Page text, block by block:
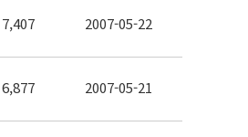
7,407 2007-05-22
6,877 2007-05-21